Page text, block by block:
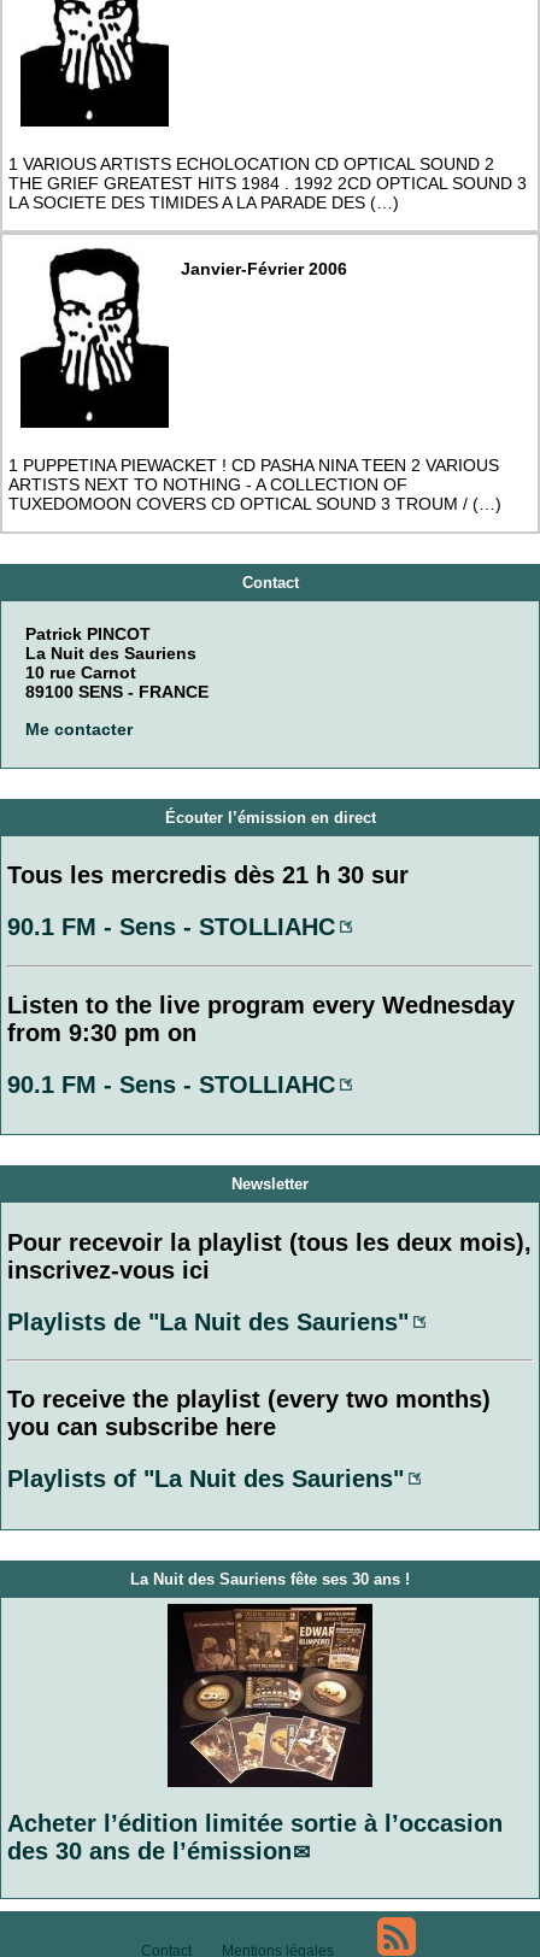
1 VARIOUS ARTISTS ECHOLOCATION CD OPTICAL SOUND 2
THE GRIEF GREATEST HITS 1984 . 1992 2CD OPTICAL SOUND 3
LA SOCIETE DES TIMIDES A LA PARADE DES (…)
Janvier-Février 2006
1 PUPPETINA PIEWACKET ! CD PASHA NINA TEEN 2 VARIOUS
ARTISTS NEXT TO NOTHING - A COLLECTION OF
TUXEDOMOON COVERS CD OPTICAL SOUND 3 TROUM / (…)
Contact
Patrick PINCOT
La Nuit des Sauriens
10 rue Carnot
89100 SENS - FRANCE
Me contacter
Écouter l’émission en direct
Tous les mercredis dès 21 h 30 sur
90.1 FM - Sens - STOLLIAHC
Listen to the live program every Wednesday
from 9:30 pm on
90.1 FM - Sens - STOLLIAHC
Newsletter
Pour recevoir la playlist (tous les deux mois),
inscrivez-vous ici
Playlists de "La Nuit des Sauriens"
To receive the playlist (every two months)
you can subscribe here
Playlists of "La Nuit des Sauriens"
La Nuit des Sauriens fête ses 30 ans !
Acheter l’édition limitée sortie à l’occasion
des 30 ans de l’émission
Contact Mentions légales